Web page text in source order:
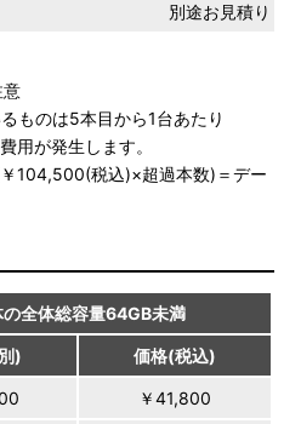
別途お見積り
意
ものは5本目から1台あたり
用が発生します。
104,500(税込)×超過本数)＝デー
の全体総容量64GB未満
) 価格(税込)
￥41,800